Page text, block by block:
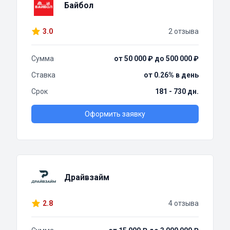
Байбол
3.0 2 отзыва
Сумма
от 50 000 ₽ до 500 000 ₽
Ставка
от 0.26% в день
Срок
181 - 730 дн.
Оформить заявку
Драйвзайм
2.8 4 отзыва